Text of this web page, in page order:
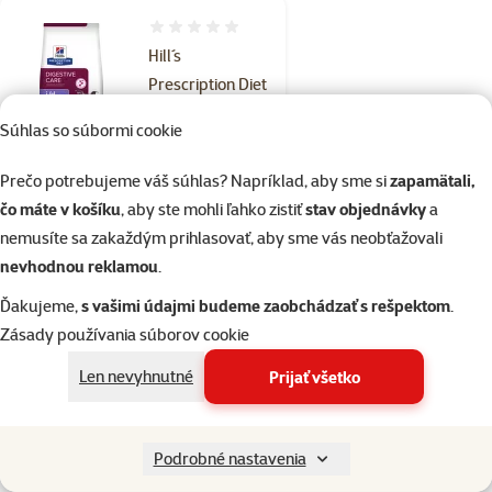
Súhlas so súbormi cookie
Prečo potrebujeme váš súhlas? Napríklad, aby sme sizapamätali,
čo máte v košíku, aby ste mohli ľahko zistiťstav objednávkya
nemusíte sa zakaždým prihlasovať, aby sme vás neobťažovali
nevhodnou reklamou.
Ďakujeme,s vašimi údajmi budeme zaobchádzať s rešpektom.
Zásady používania súborov cookie
Len nevyhnutné
Prijať všetko
Podrobné nastavenia
Hill´s
Prescription Diet
Fat 12kg
Cena
96,90 €
Cena za 100 g: 0,8 €
🎁3
konzervy
zdarma
Krmivo Hill´s Prescription Diet
Canine i/d Low Fat 12kg